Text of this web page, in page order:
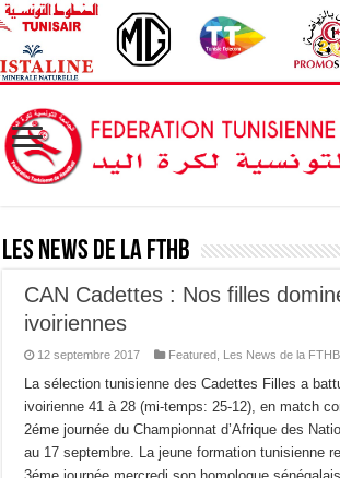
Les News de la FTHB
CAN Cadettes : Nos filles
ivoiriennes
12 septembre 2017 Featured Les News de la FTHB
La sélection tunisienne des Cadettes Filles a
ivoirienne 41 à 28 (mi-temps: 25-12), en match
2éme journée du Championnat d’Afrique des
au 17 septembre. La jeune formation tunisienne